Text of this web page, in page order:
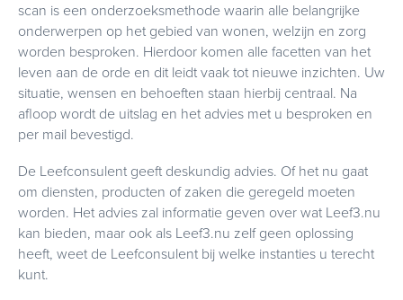
scan is een onderzoeksmethode waarin alle belangrijke
onderwerpen op het gebied van wonen, welzijn en zorg
worden besproken. Hierdoor komen alle facetten van het
leven aan de orde en dit leidt vaak tot nieuwe inzichten. Uw
situatie, wensen en behoeften staan hierbij centraal. Na
afloop wordt de uitslag en het advies met u besproken en
per mail bevestigd.
De Leefconsulent geeft deskundig advies. Of het nu gaat
om diensten, producten of zaken die geregeld moeten
worden. Het advies zal informatie geven over wat Leef3.nu
kan bieden, maar ook als Leef3.nu zelf geen oplossing
heeft, weet de Leefconsulent bij welke instanties u terecht
kunt.